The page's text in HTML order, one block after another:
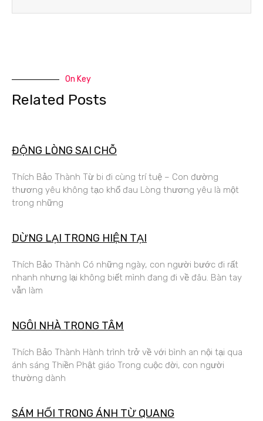
On Key
Related Posts
ĐỘNG LÒNG SAI CHỖ
Thích Bảo Thành Từ bi đi cùng trí tuệ – Con đường
thương yêu không tạo khổ đau Lòng thương yêu là một
trong những
DỪNG LẠI TRONG HIỆN TẠI
Thích Bảo Thành Có những ngày, con người bước đi rất
nhanh nhưng lại không biết mình đang đi về đâu. Bàn tay
vẫn làm
NGÔI NHÀ TRONG TÂM
Thích Bảo Thành Hành trình trở về với bình an nội tại qua
ánh sáng Thiền Phật giáo Trong cuộc đời, con người
thường dành
SÁM HỐI TRONG ÁNH TỪ QUANG